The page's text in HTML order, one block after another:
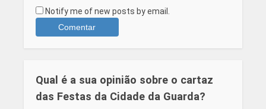
Notify me of new posts by email.
Qual é a sua opinião sobre o cartaz
das Festas da Cidade da Guarda?